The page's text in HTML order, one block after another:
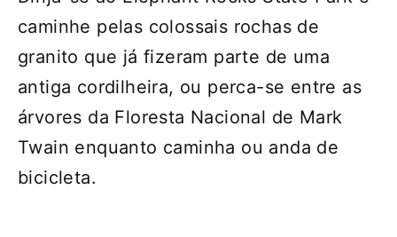
caminhe pelas colossais rochas de
granito que já fizeram parte de uma
antiga cordilheira, ou perca-se entre as
árvores da Floresta Nacional de Mark
Twain enquanto caminha ou anda de
bicicleta.